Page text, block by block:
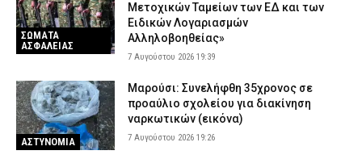
ΣΩΜΑΤΑ
ΑΣΦΑΛΕΙΑΣ
Μετοχικών Ταμείων των ΕΔ και των
Ειδικών Λογαριασμών
Αλληλοβοηθείας»
7 Αυγούστου 2026 19:39
ΑΣΤΥΝΟΜΙΑ
Μαρούσι: Συνελήφθη 35χρονος σε
προαύλιο σχολείου για διακίνηση
ναρκωτικών (εικόνα)
7 Αυγούστου 2026 19:26